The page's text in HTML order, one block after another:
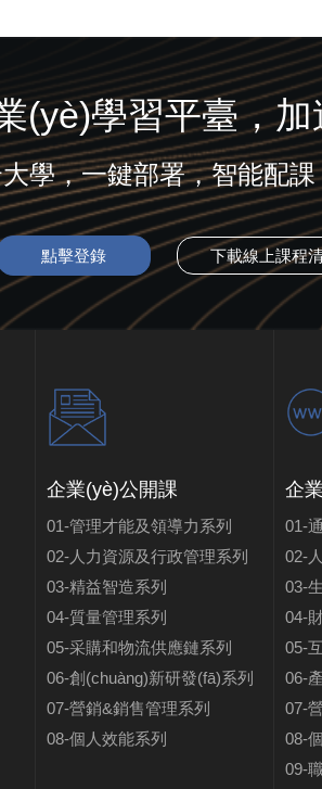
(yè)學習平臺，
學，一鍵部署，智能配
點擊登錄 下載線上課程
企業(yè)公開課
01-管理才能及領導力系列
02-人力資源及行政管理系列
03-精益智造系列
04-質量管理系列
05-采購和物流供應鏈系列
06-創(chuàng)新研發(fā)系列
07-營銷&銷售管理系列
08-個人效能系列
企
01-
02-
03-
04-
05-
06-
07-
08-
09-